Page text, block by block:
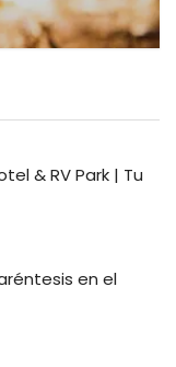
& RV Park | Tu
en el